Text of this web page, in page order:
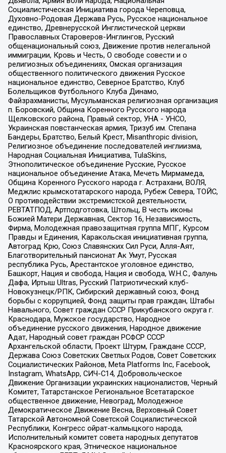
Социалистическая Инициатива города Череповца,
Духовно-Родовая Держава Русь, Русское национальное
единство, Древнерусской Инглистической церкви
Православных Староверов-Инглингов, Русский
общенациональный союз, Движение против нелегальной
иммиграции, Кровь и Честь, О свободе совести и о
религиозных объединениях, Омская организация
общественного политического движения Русское
национальное единство, Северное Братство, Клуб
Болельщиков Футбольного Клуба Динамо,
Файзрахманисты, Мусульманская религиозная организация
п. Боровский, Община Коренного Русского народа
Щелковского района, Правый сектор, УНА - УНСО,
Украинская повстанческая армия, Тризуб им. Степана
Бандеры, Братство, Белый Крест, Misanthropic division,
Религиозное объединение последователей инглиизма,
Народная Социальная Инициатива, TulaSkins,
Этнополитическое объединение Русские, Русское
национальное объединение Атака, Мечеть Мирмамеда,
Община Коренного Русского народа г. Астрахани, ВОЛЯ,
Меджлис крымскотатарского народа, Рубеж Севера, ТОЙС,
О противодействии экстремистской деятельности,
РЕВТАТПОД, Артподготовка, Штольц, В честь иконы
Божией Матери Державная, Сектор 16, Независимость,
Фирма, Молодежная правозащитная группа МПГ, Курсом
Правды и Единения, Каракольская инициативная группа,
Автоград Крю, Союз Славянских Сил Руси, Алля-Аят,
Благотворительный пансионат Ак Умут, Русская
республика Русь, Арестантское уголовное единство,
Башкорт, Нация и свобода, Нация и свобода, W.H.С., Фалунь
Дафа, Иртыш Ultras, Русский Патриотический клуб-
Новокузнецк/РПК, Сибирский державный союз, Фонд
борьбы с коррупцией, Фонд защиты прав граждан, Штабы
Навального, Совет граждан СССР Прикубанского округа г.
Краснодара, Мужское государство, Народное
объединение русского движения, Народное движение
Адат, Народный совет граждан РСФСР СССР
Архангельской области, Проект Штурм, Граждане СССР,
Держава Союз Советских Светлых Родов, Совет Советских
Социалистических Районов, Meta Platforms Inc, Facebook,
Instagram, WhatsApp, СИЧ-С14, Добровольческое
Движение Организации украинских националистов, Черный
Комитет, Татарстанское Региональное Всетатарское
общественное движение, Невоград, Молодежное
Демократическое Движение Весна, Верховный Совет
Татарской Автономной Советской Социалистической
Республики, Конгресс ойрат-калмыцкого народа,
Исполнительный комитет совета народных депутатов
Красноярского края, Этническое национальное